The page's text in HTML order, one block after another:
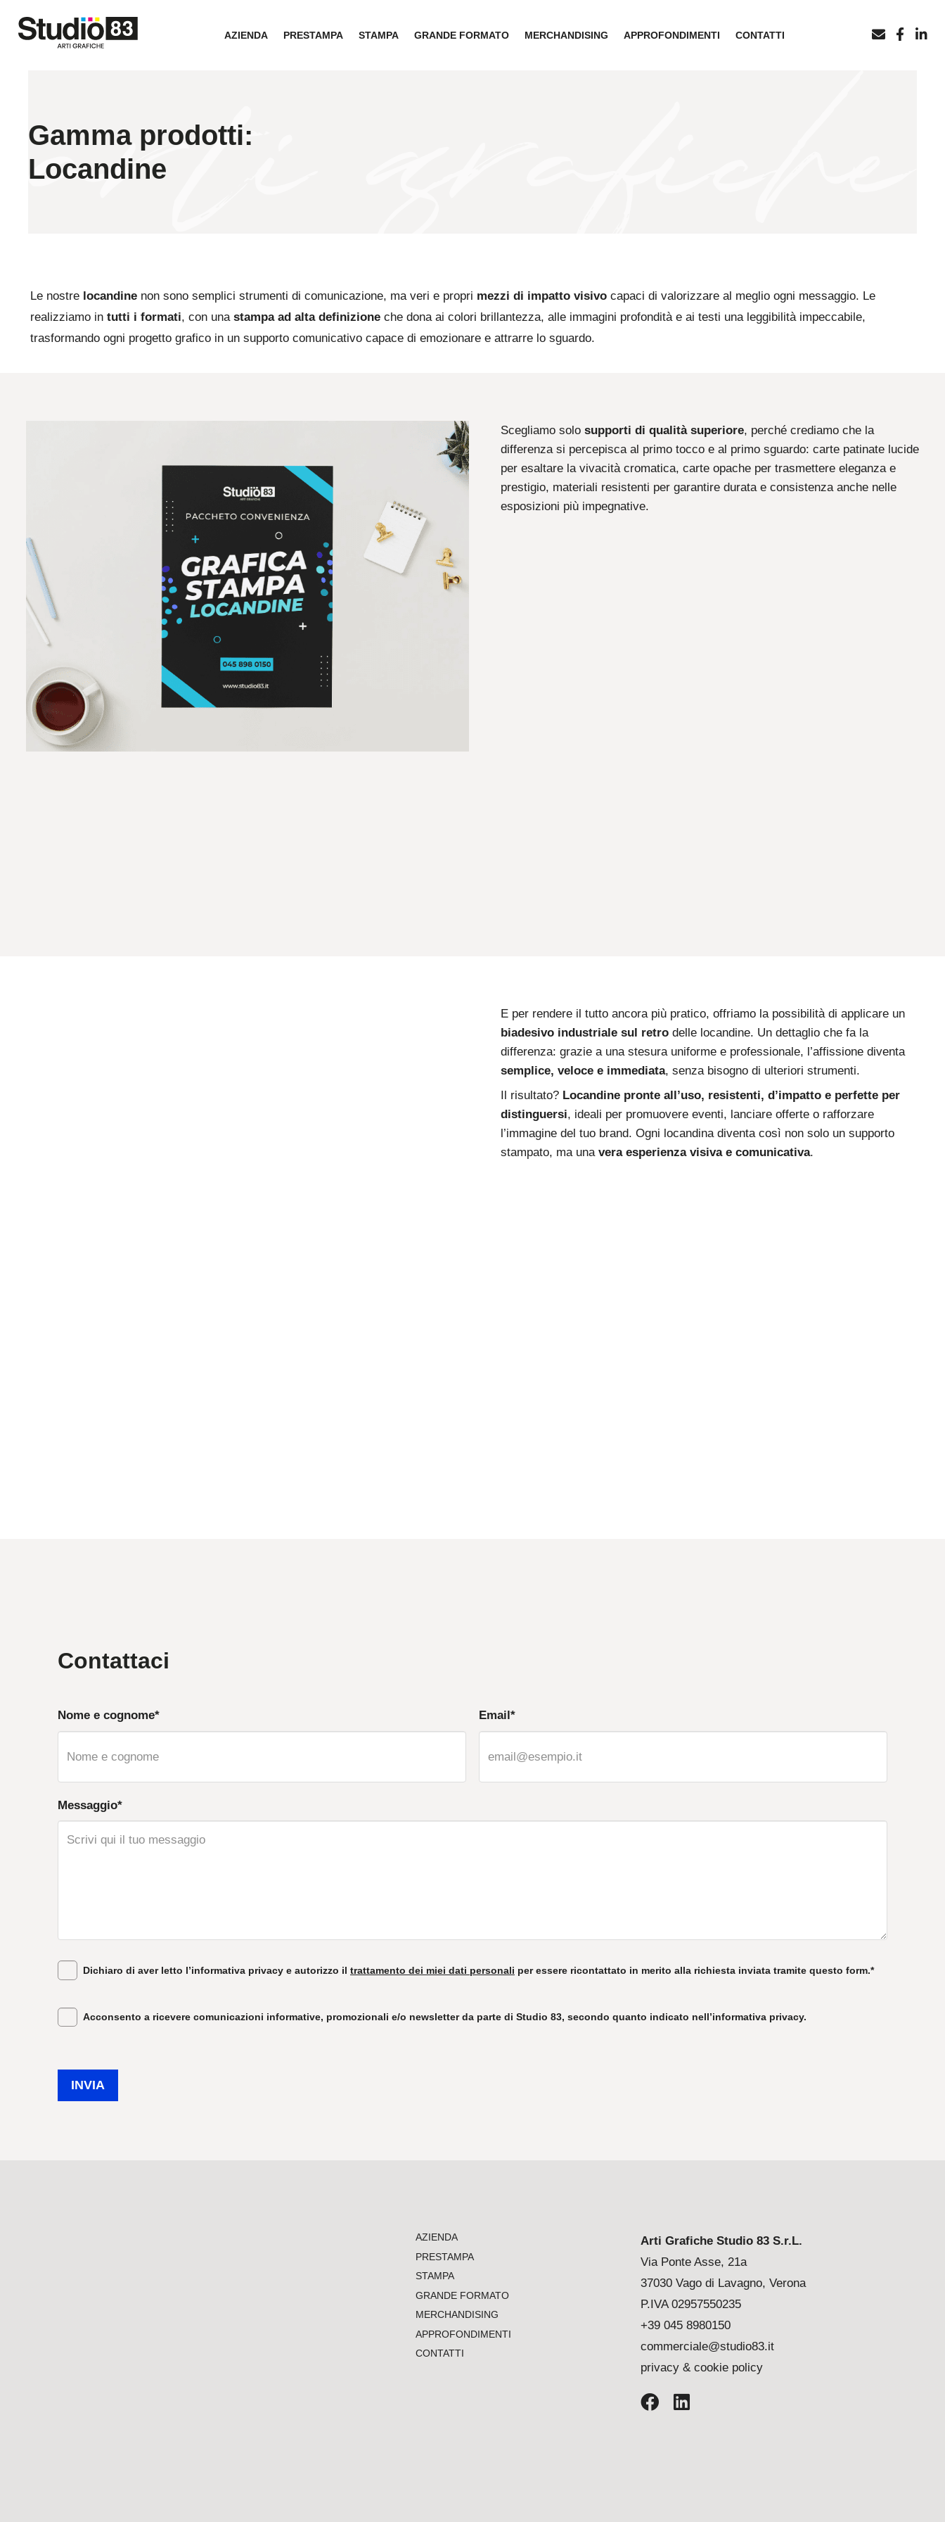
AZIENDA PRESTAMPA STAMPA GRANDE FORMATO MERCHANDISING APPROFONDIMENTI CONTATTI
Gamma prodotti:
Locandine
Le nostre locandinenon sono semplici strumenti di comunicazione, ma veri e propri mezzi di impatto visivocapaci di valorizzare al meglio ogni messaggio. Le
realizziamo in tutti i formati, con una stampa ad alta definizioneche dona ai colori brillantezza, alle immagini profondità e ai testi una leggibilità impeccabile,
trasformando ogni progetto grafico in un supporto comunicativo capace di emozionare e attrarre lo sguardo.
Scegliamo solo supporti di qualità superiore, perché crediamo che la
differenza si percepisca al primo tocco e al primo sguardo: carte patinate lucide
per esaltare la vivacità cromatica, carte opache per trasmettere eleganza e
prestigio, materiali resistenti per garantire durata e consistenza anche nelle
esposizioni più impegnative.
E per rendere il tutto ancora più pratico, offriamo la possibilità di applicare un
biadesivo industriale sul retro delle locandine. Un dettaglio che fa la
differenza: grazie a una stesura uniforme e professionale, l’affissione diventa
semplice, veloce e immediata, senza bisogno di ulteriori strumenti.
Il risultato? Locandine pronte all’uso, resistenti, d’impatto e perfette per
distinguersi, ideali per promuovere eventi, lanciare offerte o rafforzare
l’immagine del tuo brand. Ogni locandina diventa così non solo un supporto
stampato, ma una vera esperienza visiva e comunicativa.
Contattaci
Nome e cognome* Email*
Messaggio*
Dichiaro di aver letto l’informativa privacy e autorizzo il trattamento dei miei dati personali per essere ricontattato in merito alla richiesta inviata tramite questo form.*
Acconsento a ricevere comunicazioni informative, promozionali e/o newsletter da parte di Studio 83, secondo quanto indicato nell’informativa privacy.
AZIENDA
PRESTAMPA
STAMPA
GRANDE FORMATO
MERCHANDISING
APPROFONDIMENTI
CONTATTI
Arti Grafiche Studio 83 S.r.L.
Via Ponte Asse, 21a
37030 Vago di Lavagno, Verona
P.IVA 02957550235
+39 045 8980150
commerciale@studio83.it
privacy & cookie policy